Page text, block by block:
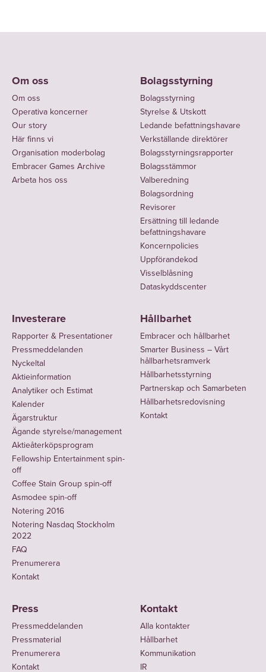
Om oss
Om oss
Operativa koncerner
Our story
Här finns vi
Organisation moderbolag
Embracer Games Archive
Arbeta hos oss
Bolagsstyrning
Bolagsstyrning
Styrelse & Utskott
Ledande befattningshavare
Verkställande direktörer
Bolagsstyrningsrapporter
Bolagsstämmor
Valberedning
Bolagsordning
Revisorer
Ersättning till ledande
befattningshavare
Koncernpolicies
Uppförandekod
Visselblåsning
Dataskyddscenter
Investerare
Rapporter & Presentationer
Pressmeddelanden
Nyckeltal
Aktieinformation
Analytiker och Estimat
Kalender
Ägarstruktur
Ägande styrelse/management
Aktieåterköpsprogram
Fellowship Entertainment spin-
off
Coffee Stain Group spin-off
Asmodee spin-off
Notering 2016
Notering Nasdaq Stockholm
2022
FAQ
Prenumerera
Kontakt
Hållbarhet
Embracer och hållbarhet
Smarter Business – Vårt
hållbarhetsramverk
Hållbarhetsstyrning
Partnerskap och Samarbeten
Hållbarhetsredovisning
Kontakt
Press
Pressmeddelanden
Pressmaterial
Prenumerera
Kontakt
Kontakt
Alla kontakter
Hållbarhet
Kommunikation
IR